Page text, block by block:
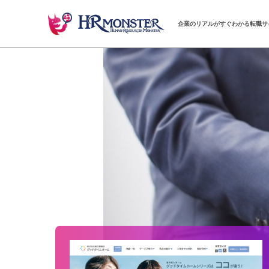
企業のリアルがすぐわかる転職